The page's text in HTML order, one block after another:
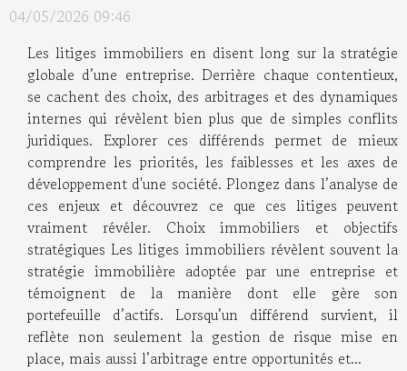
04/05/2026 09:46
Les litiges immobiliers en disent long sur la stratégie
globale d’une entreprise. Derrière chaque contentieux,
se cachent des choix, des arbitrages et des dynamiques
internes qui révèlent bien plus que de simples conflits
juridiques. Explorer ces différends permet de mieux
comprendre les priorités, les faiblesses et les axes de
développement d'une société. Plongez dans l’analyse de
ces enjeux et découvrez ce que ces litiges peuvent
vraiment révéler. Choix immobiliers et objectifs
stratégiques Les litiges immobiliers révèlent souvent la
stratégie immobilière adoptée par une entreprise et
témoignent de la manière dont elle gère son
portefeuille d’actifs. Lorsqu’un différend survient, il
reflète non seulement la gestion de risque mise en
place, mais aussi l’arbitrage entre opportunités et...